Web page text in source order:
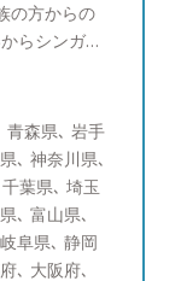
の方からの
らシンガポ
ました。富
があるかと
運用、贈
投資教育、
それぞれに
重ねて参り
いるお客
青森県､ 岩手
､ 神奈川県､
葉県､ 埼玉
､ 富山県､
阜県､ 静岡
､ 大阪府､